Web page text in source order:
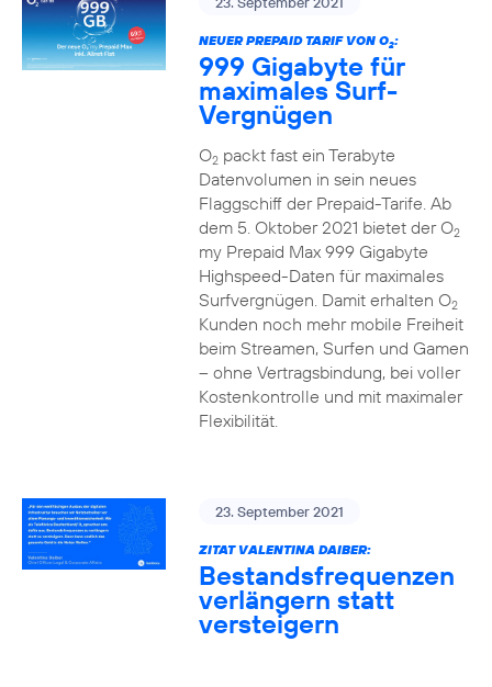
NEUER PREPAID TARIF VON O2:
999 Gigabyte für
maximales Surf-
Vergnügen
O2packt fast ein Terabyte
Datenvolumen in sein neues
Flaggschiff der Prepaid-Tarife. Ab
dem 5. Oktober 2021 bietet der O2
my Prepaid Max 999 Gigabyte
Highspeed-Daten für maximales
Surfvergnügen. Damit erhalten O2
Kunden noch mehr mobile Freiheit
beim Streamen, Surfen und Gamen
– ohne Vertragsbindung, bei voller
Kostenkontrolle und mit maximaler
Flexibilität.
23. September 2021
ZITAT VALENTINA DAIBER:
Bestandsfrequenzen
verlängern statt
versteigern